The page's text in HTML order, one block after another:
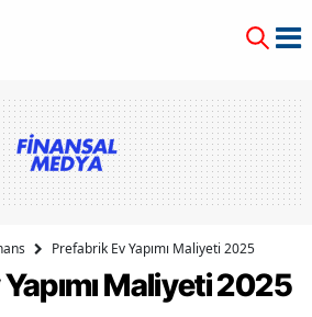
Prefabrik Ev Yapımı Maliyeti 2025
Maliyeti 2025